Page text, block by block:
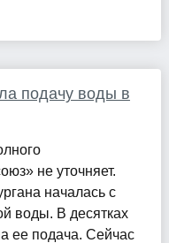
подачу воды в
не уточняет.
началась с
воды. В десятках
ее подача. Сейчас